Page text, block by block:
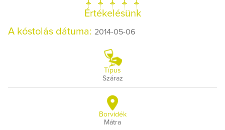
Értékelésünk
A kóstolás dátuma: 2014-05-06
Típus
Száraz
Borvidék
Mátra